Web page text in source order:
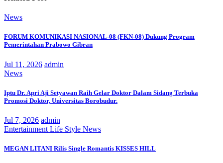
News
FORUM KOMUNIKASI NASIONAL-08 (FKN-08) Dukung Program
Pemerintahan Prabowo Gibran
Jul 11, 2026 admin
News
Iptu Dr. Apri Aji Setyawan Raih Gelar Doktor Dalam Sidang Terbuka
Promosi Doktor, Universitas Borobudur.
Jul 7, 2026 admin
Entertainment Life Style News
MEGAN LITANI Rilis Single Romantis KISSES HILL